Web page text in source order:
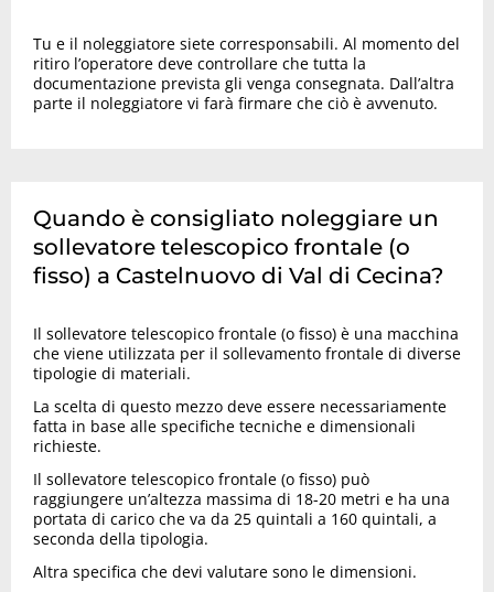
Tu e il noleggiatore siete corresponsabili. Al momento del
ritiro l’operatore deve controllare che tutta la
documentazione prevista gli venga consegnata. Dall’altra
parte il noleggiatore vi farà firmare che ciò è avvenuto.
Quando è consigliato noleggiare un
sollevatore telescopico frontale (o
fisso) a Castelnuovo di Val di Cecina?
Il sollevatore telescopico frontale (o fisso) è una macchina
che viene utilizzata per il sollevamento frontale di diverse
tipologie di materiali.
La scelta di questo mezzo deve essere necessariamente
fatta in base alle specifiche tecniche e dimensionali
richieste.
Il sollevatore telescopico frontale (o fisso) può
raggiungere un’altezza massima di 18-20 metri e ha una
portata di carico che va da 25 quintali a 160 quintali, a
seconda della tipologia.
Altra specifica che devi valutare sono le dimensioni.